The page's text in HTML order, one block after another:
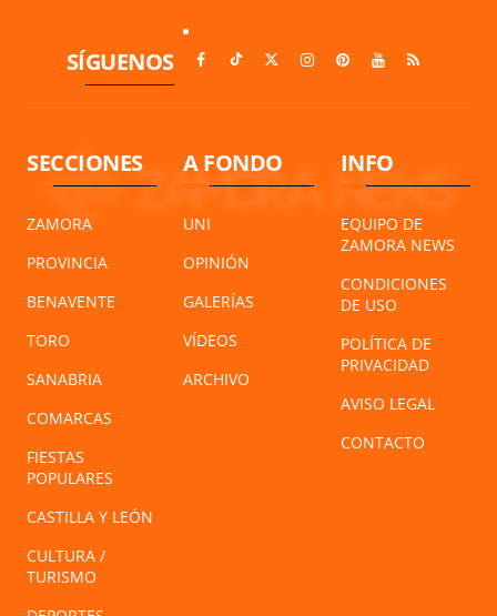
SÍGUENOS
SECCIONES
ZAMORA
PROVINCIA
BENAVENTE
TORO
SANABRIA
COMARCAS
FIESTAS
POPULARES
CASTILLA Y LEÓN
CULTURA /
TURISMO
A FONDO
UNI
OPINIÓN
GALERÍAS
VÍDEOS
ARCHIVO
INFO
EQUIPO DE
ZAMORA NEWS
CONDICIONES
DE USO
POLÍTICA DE
PRIVACIDAD
AVISO LEGAL
CONTACTO